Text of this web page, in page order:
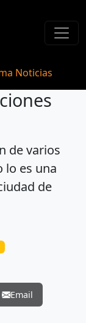
Noticias
Peñafiel
de varios
lo es una
de
Email